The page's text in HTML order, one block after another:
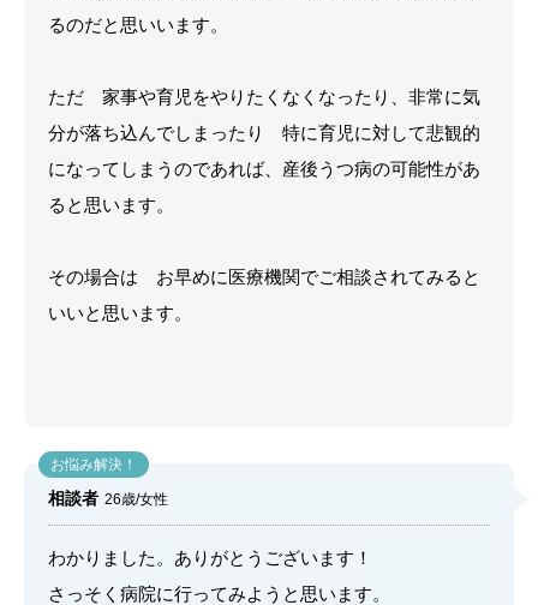
るのだと思いいます。
ただ 家事や育児をやりたくなくなったり、非常に気
分が落ち込んでしまったり 特に育児に対して悲観的
になってしまうのであれば、産後うつ病の可能性があ
ると思います。
その場合は お早めに医療機関でご相談されてみると
いいと思います。
相談者 26歳/女性
わかりました。ありがとうございます！
さっそく病院に行ってみようと思います。